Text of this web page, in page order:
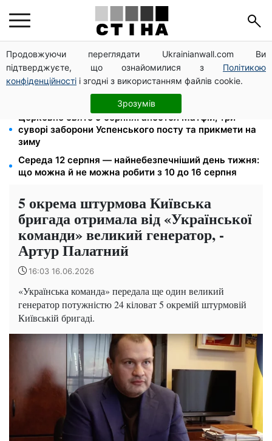
Продовжуючи переглядати Ukrainianwall.com Ви
підтверджуєте, що ознайомилися з Політикою
конфіденційності і згодні з використанням файлів cookie.
Зрозумів
ФОП 3 групи: 5% єдиного податку і 1% військового
збору — до 19 серпня, інакше штраф 10%
Тарифи Київстар і Vodafone подешевшали до 50%:
скільки коштує зв'язок у серпні
Церковне свято 9 серпня: апостол Матфій, три
суворі заборони Успенського посту та прикмети на
зиму
Середа 12 серпня — найнебезпечніший день тижня:
що можна й не можна робити з 10 до 16 серпня
5 окрема штурмова Київська
бригада отримала від «Української
команди» великий генератор, -
Артур Палатний
16:03 16.06.2026
«Українська команда» передала ще один великий
генератор потужністю 24 кіловат 5 окремій штурмовій
Київській бригаді.